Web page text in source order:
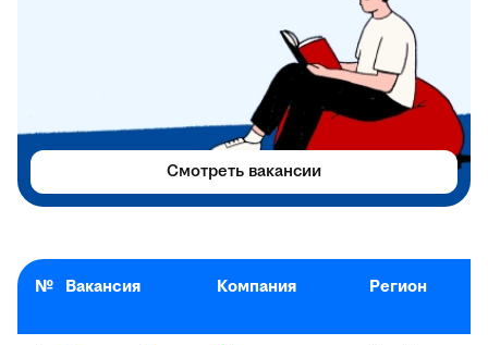
№ Вакансия Компания Регион
Смотреть вакансии